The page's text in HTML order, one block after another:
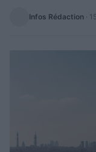
Infos Rédaction ·